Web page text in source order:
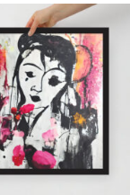
Rango
de
precios:
desde
23,00 €
hasta
42,00 €